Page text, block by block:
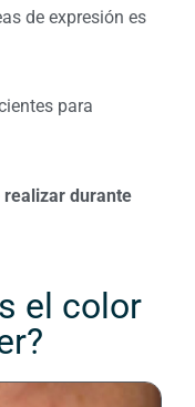
de expresión es
para
realizar durante
el color